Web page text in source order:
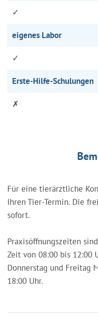
✓
eigenes Labor
✓
Erste-Hilfe-Schulungen
✗
Für eine tierärztliche
Ihren Tier-Termin. Die
sofort.
Praxisöffnungszeiten
Zeit von 08:00 bis 12:00
Donnerstag und Freitag
18:00 Uhr.